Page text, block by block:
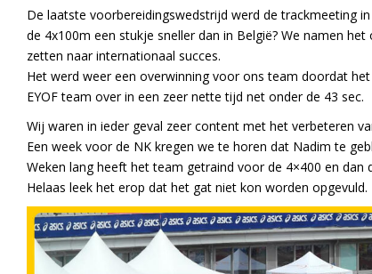
De laatste voorbereidingswedstrijd werd de trackmeeting
de 4x100m een stukje sneller dan in België? We namen
zetten naar internationaal succes.
Het werd weer een overwinning voor ons team doordat
EYOF team over in een zeer nette tijd net onder de 43 sec.
Wij waren in ieder geval zeer content met het verbeteren
Een week voor de NK kregen we te horen dat Nadim te
Weken lang heeft het team getraind voor de 4×400 en dan
Helaas leek het erop dat het gat niet kon worden opgevuld.